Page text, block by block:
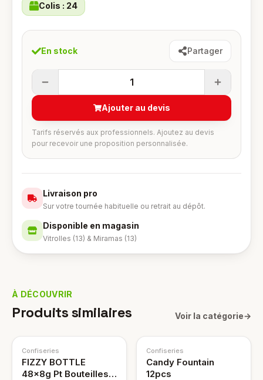
Colis : 24
En stock Partager
1
Ajouter au devis
Tarifs réservés aux professionnels. Ajoutez au devis
pour recevoir une proposition personnalisée.
Livraison pro
Sur votre tournée habituelle ou retrait au dépôt.
Disponible en magasin
Vitrolles (13) & Miramas (13)
À DÉCOUVRIR
Produits similaires Voir la catégorie→
Confiseries
FIZZY BOTTLE
48x8g Pt Bouteilles
Confiseries
Candy Fountain
12pcs